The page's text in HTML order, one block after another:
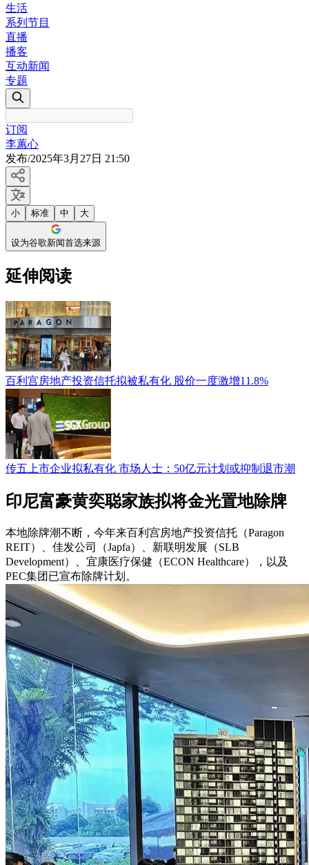
生活
系列节目
直播
播客
互动新闻
专题
订阅
李蕙心
发布/2025年3月27日 21:50
小 标准 中 大
设为谷歌新闻首选来源
延伸阅读
百利宫房地产投资信托拟被私有化 股价一度激增11.8%
传五上市企业拟私有化 市场人士：50亿元计划或抑制退市潮
印尼富豪黄奕聪家族拟将金光置地除牌
本地除牌潮不断，今年来百利宫房地产投资信托（Paragon
REIT）、佳发公司（Japfa）、新联明发展（SLB
Development）、宜康医疗保健（ECON Healthcare），以及
PEC集团已宣布除牌计划。